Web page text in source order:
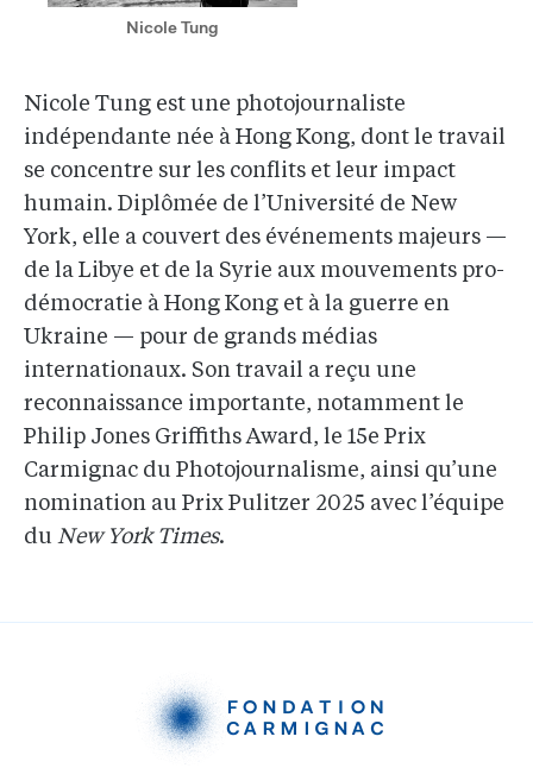
Nicole Tung
Nicole Tung est une photojournaliste
indépendante née à Hong Kong, dont le travail
se concentre sur les conflits et leur impact
humain. Diplômée de l’Université de New
York, elle a couvert des événements majeurs —
de la Libye et de la Syrie aux mouvements pro-
démocratie à Hong Kong et à la guerre en
Ukraine — pour de grands médias
internationaux. Son travail a reçu une
reconnaissance importante, notamment le
Philip Jones Griffiths Award, le 15e Prix
Carmignac du Photojournalisme, ainsi qu’une
nomination au Prix Pulitzer 2025 avec l’équipe
du New York Times.